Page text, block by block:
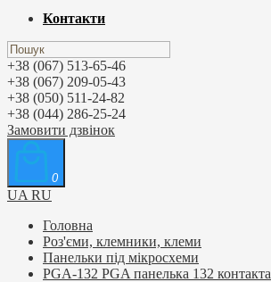
Контакти
+38 (067) 513-65-46
+38 (067) 209-05-43
+38 (050) 511-24-82
+38 (044) 286-25-24
Замовити дзвінок
0
UA RU
Головна
Роз'єми, клемники, клеми
Панельки під мікросхеми
PGA-132 PGA панелька 132 контакта